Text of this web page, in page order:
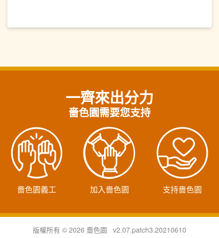
一齊來出分力
嗇色園需要您支持
嗇色園義工 加入嗇色園 支持嗇色園
版權所有 © 2026 嗇色園 v2.07.patch3.20210610